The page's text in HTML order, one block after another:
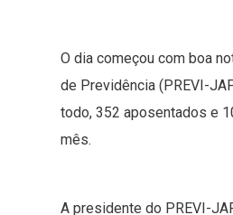
O dia começou com boa
de Previdência (PREVI-
todo, 352 aposentados e
mês.
A presidente do PREVI-